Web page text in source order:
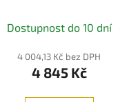
Dostupnost do 10 dní
4 004,13 Kč bez DPH
4 845 Kč